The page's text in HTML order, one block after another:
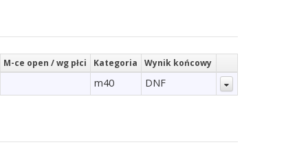
M-ce open / wg płci Kategoria Wynik końcowy
m40 DNF